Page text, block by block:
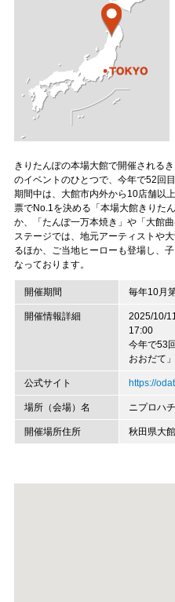
きりたんぽの本場大館で開催される
のイベントのひとつで、今年で52回目
期間中は、大館市内外から10店舗以
票でNo.1を決める「本場大館きりた
か、「たんぽ一万本焼き」や「大館
ステージでは、地元アーティストや
るほか、ご当地ヒーローも登場し、
なっております。
開催期間 毎年10月
開催情報詳細
2025/10/
17:00
今年で53
おおだて
公式サイト https://
場所（会場）名 ニプロハ
開催場所住所 秋田県大